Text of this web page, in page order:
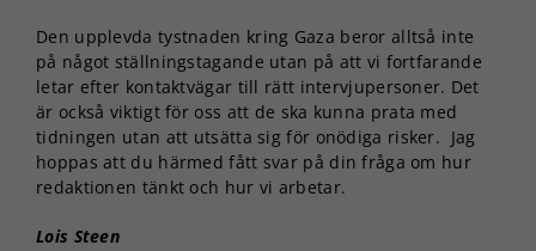
Den upplevda tystnaden kring Gaza beror alltså inte
på något ställningstagande utan på att vi fortfarande
letar efter kontaktvägar till rätt intervjupersoner. Det
är också viktigt för oss att de ska kunna prata med
tidningen utan att utsätta sig för onödiga risker. Jag
hoppas att du härmed fått svar på din fråga om hur
redaktionen tänkt och hur vi arbetar.
Lois Steen